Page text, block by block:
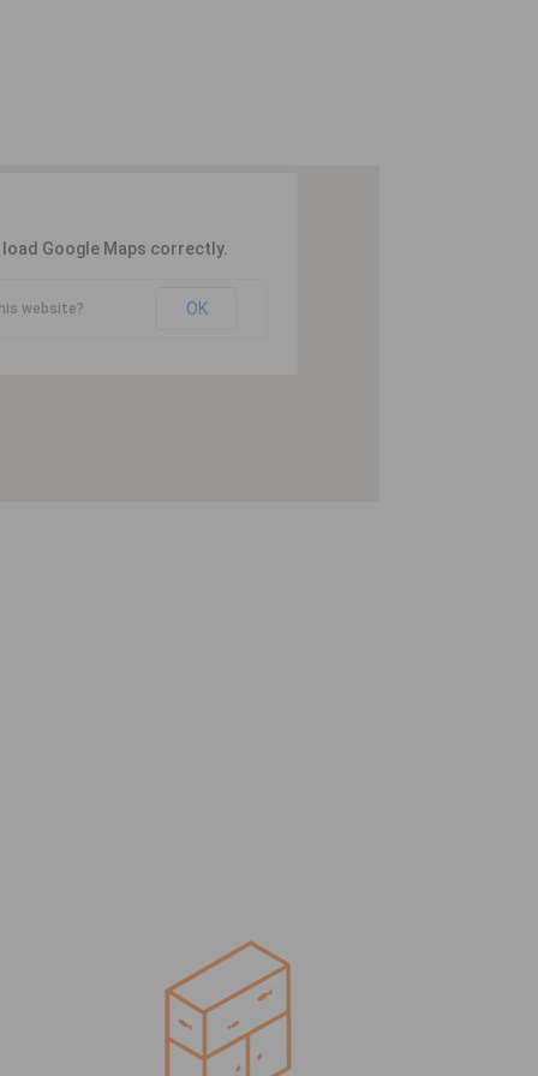
Google Maps correctly.
website? OK